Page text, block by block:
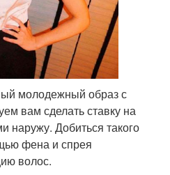
молодежный образ с
вам сделать ставку на
наружу. Добиться такого
фена и спрея
волос.